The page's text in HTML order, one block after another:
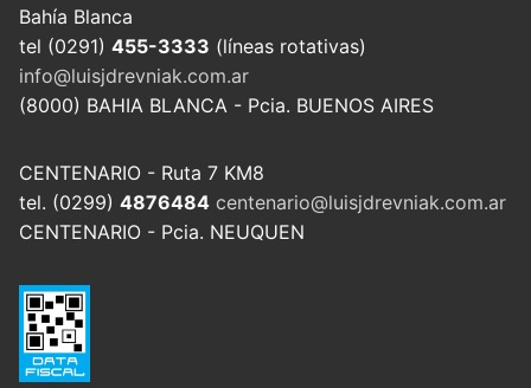
Bahía Blanca
tel (0291) 455-3333 (líneas rotativas)
info@luisjdrevniak.com.ar
(8000) BAHIA BLANCA - Pcia. BUENOS AIRES
CENTENARIO - Ruta 7 KM8
tel. (0299) 4876484 centenario@luisjdrevniak.com.ar
CENTENARIO - Pcia. NEUQUEN